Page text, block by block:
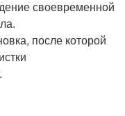
своевременной
после которой